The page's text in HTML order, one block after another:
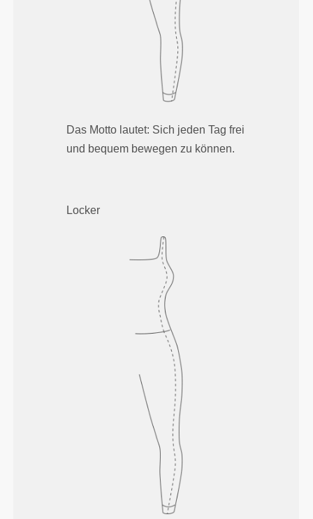
Das Motto lautet: Sich jeden Tag frei
und bequem bewegen zu können.
Locker